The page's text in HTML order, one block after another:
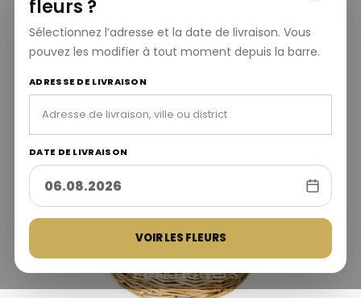
fleurs ?
Sélectionnez l’adresse et la date de livraison. Vous
pouvez les modifier à tout moment depuis la barre.
ADRESSE DE LIVRAISON
DATE DE LIVRAISON
VOIR LES FLEURS